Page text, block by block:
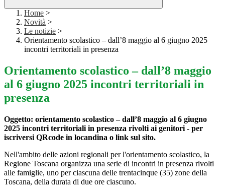
Home >
Novità >
Le notizie >
Orientamento scolastico – dall’8 maggio al 6 giugno 2025
incontri territoriali in presenza
Orientamento scolastico – dall’8 maggio
al 6 giugno 2025 incontri territoriali in
presenza
Oggetto: orientamento scolastico – dall’8 maggio al 6 giugno
2025 incontri territoriali in presenza rivolti ai genitori - per
iscriversi QRcode in locandina o link sul sito.
Nell'ambito delle azioni regionali per l'orientamento scolastico, la
Regione Toscana organizza una serie di incontri in presenza rivolti
alle famiglie, uno per ciascuna delle trentacinque (35) zone della
Toscana, della durata di due ore ciascuno.